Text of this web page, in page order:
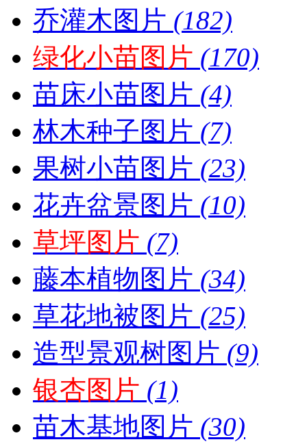
乔灌木图片 (182)
绿化小苗图片 (170)
苗床小苗图片 (4)
林木种子图片 (7)
果树小苗图片 (23)
花卉盆景图片 (10)
草坪图片 (7)
藤本植物图片 (34)
草花地被图片 (25)
造型景观树图片 (9)
银杏图片 (1)
苗木基地图片 (30)